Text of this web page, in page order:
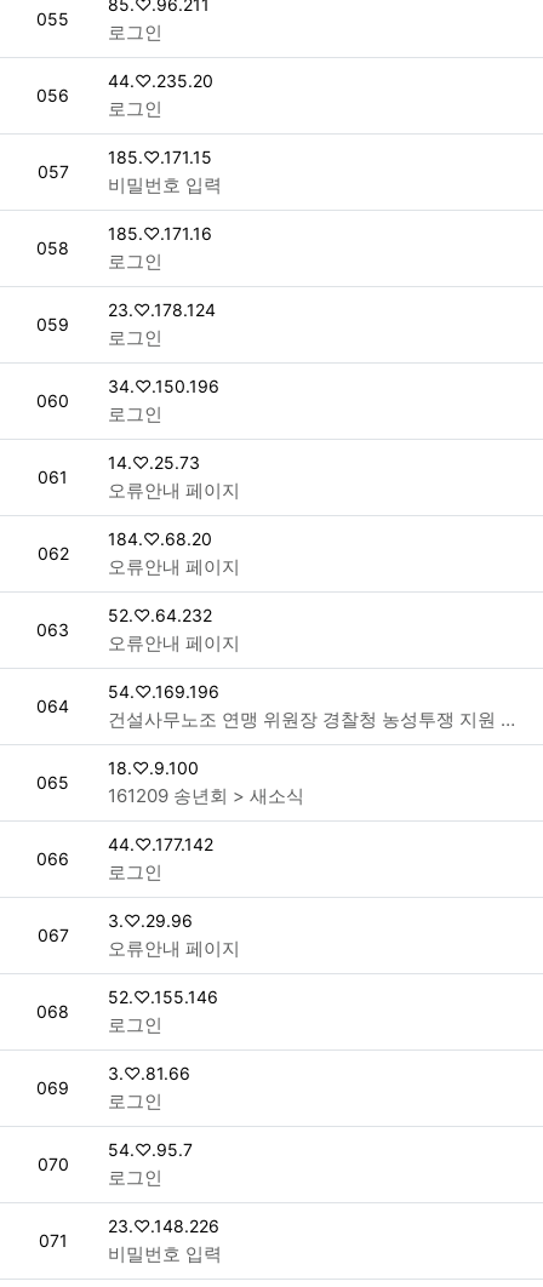
번호
055
85.♡.96.211
로그인
번호
056
접속자
44.♡.235.20
로그인
번호
057
접속자
185.♡.171.15
비밀번호 입력
번호
058
접속자
185.♡.171.16
로그인
번호
059
접속자
23.♡.178.124
로그인
번호
060
접속자
34.♡.150.196
로그인
번호
061
접속자
14.♡.25.73
오류안내 페이지
번호
062
접속자
184.♡.68.20
오류안내 페이지
번호
063
접속자
52.♡.64.232
오류안내 페이지
번호
064
접속자
54.♡.169.196
건설사무노조 연맹 위원장 경찰청 농성투쟁 지원 계속 > 새소식
번호
065
접속자
18.♡.9.100
161209 송년회 > 새소식
번호
066
접속자
44.♡.177.142
로그인
번호
067
접속자
3.♡.29.96
오류안내 페이지
번호
068
접속자
52.♡.155.146
로그인
번호
069
접속자
3.♡.81.66
로그인
번호
070
접속자
54.♡.95.7
로그인
번호
071
접속자
23.♡.148.226
비밀번호 입력